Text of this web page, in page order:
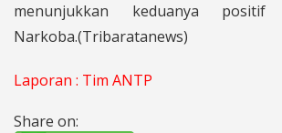
menunjukkan keduanya positif
Narkoba.(Tribaratanews)
Laporan : Tim ANTP
Share on: